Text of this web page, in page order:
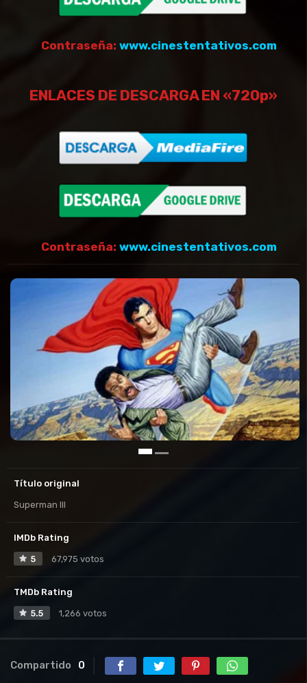
Contraseña: www.cinestentativos.com
ENLACES DE DESCARGA EN «720p»
Contraseña: www.cinestentativos.com
Título original
Superman III
IMDb Rating
5 67,975 votos
TMDb Rating
5.5 1,266 votos
Compartido 0